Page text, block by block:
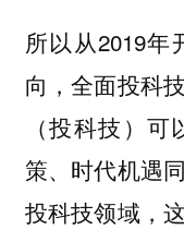
所以从2019
向，全面投科
（投科技）
策、时代机遇
投科技领域，